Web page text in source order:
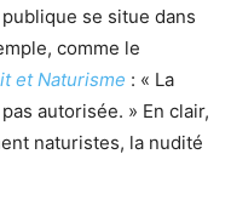
se situe dans
comme le
et Naturisme : « La
autorisée. » En clair,
naturistes, la nudité